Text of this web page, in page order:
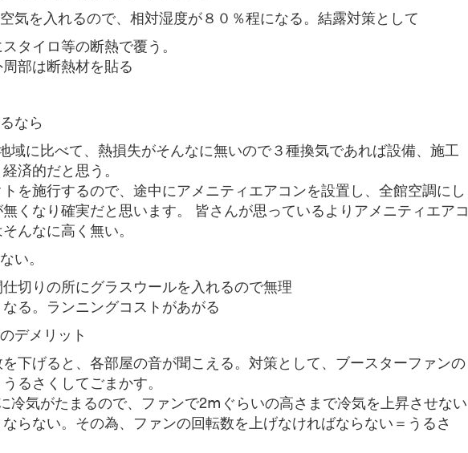
気を入れるので、相対湿度が８０％程になる。結露対策として
タイロ等の断熱で覆う。
部は断熱材を貼る
なら
域に比べて、熱損失がそんなに無いので３種換気であれば設備、施工
済的だと思う。
を施行するので、途中にアメニティエアコンを設置し、全館空調にし
くなり確実だと思います。 皆さんが思っているよりアメニティエアコ
んなに高く無い。
い。
切りの所にグラスウールを入れるので無理
る。ランニングコストがあがる
デメリット
下げると、各部屋の音が聞こえる。対策として、ブースターファンの
るさくしてごまかす。
冷気がたまるので、ファンで2ⅿぐらいの高さまで冷気を上昇させない
らない。その為、ファンの回転数を上げなければならない＝うるさ